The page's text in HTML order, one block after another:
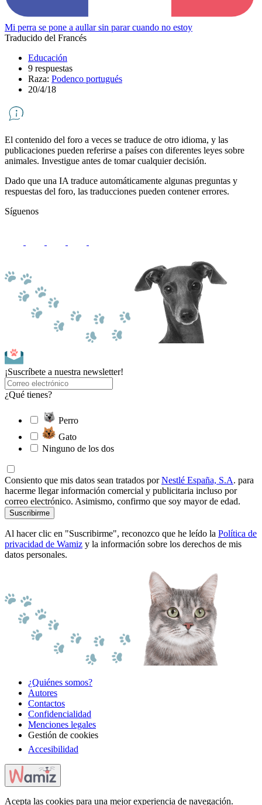
Mi perra se pone a aullar sin parar cuando no estoy
Traducido del Francés
Educación
9 respuestas
Raza: Podenco portugués
20/4/18
El contenido del foro a veces se traduce de otro idioma, y ​​las
publicaciones pueden referirse a países con diferentes leyes sobre
animales. Investigue antes de tomar cualquier decisión.
Dado que una IA traduce automáticamente algunas preguntas y
respuestas del foro, las traducciones pueden contener errores.
Síguenos
¡Suscríbete a nuestra newsletter!
¿Qué tienes?
Perro
Gato
Ninguno de los dos
Consiento que mis datos sean tratados porNestlé España, S.A. para
hacerme llegar información comercial y publicitaria incluso por
correo electrónico. Asimismo, confirmo que soy mayor de edad.
Suscribirme
Al hacer clic en "Suscribirme", reconozco que he leído la Política de
privacidad de Wamiz y la información sobre los derechos de mis
datos personales.
¿Quiénes somos?
Autores
Contactos
Confidencialidad
Menciones legales
Gestión de cookies
Accesibilidad
Acepta las cookies para una mejor experiencia de navegación.